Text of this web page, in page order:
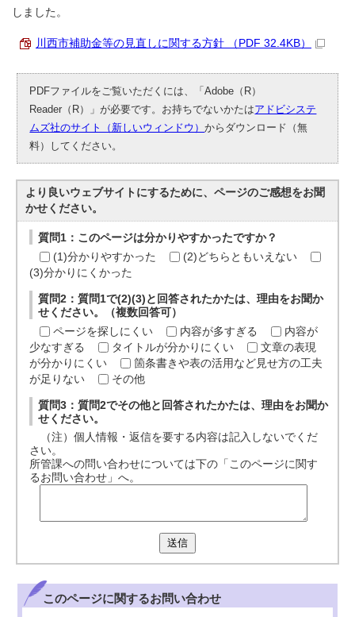
しました。
川西市補助金等の見直しに関する方針 （PDF 32.4KB）
PDFファイルをご覧いただくには、「Adobe（R）
Reader（R）」が必要です。お持ちでないかたはアドビシステ
ムズ社のサイト（新しいウィンドウ）からダウンロード（無
料）してください。
より良いウェブサイトにするために、ページのご感想をお聞
かせください。
質問1：このページは分かりやすかったですか？
(1)分かりやすかった
(2)どちらともいえない
(3)分かりにくかった
質問2：質問1で(2)(3)と回答されたかたは、理由をお聞か
せください。（複数回答可）
ページを探しにくい
内容が多すぎる
内容が
少なすぎる
タイトルが分かりにくい
文章の表現
が分かりにくい
箇条書きや表の活用など見せ方の工夫
が足りない
その他
質問3：質問2でその他と回答されたかたは、理由をお聞か
せください。
（注）個人情報・返信を要する内容は記入しないでくだ
さい。
所管課への問い合わせについては下の「このページに関す
るお問い合わせ」へ。
送信
このページに関するお問い合わせ